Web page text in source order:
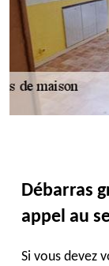
Débarras
appel au
Si vous devez